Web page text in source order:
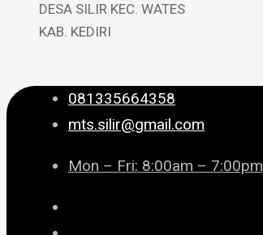
DESA SILIR KEC. WATES
KAB. KEDIRI
081335664358
mts.silir@gmail.com
Mon – Fri: 8:00am – 7:00pm